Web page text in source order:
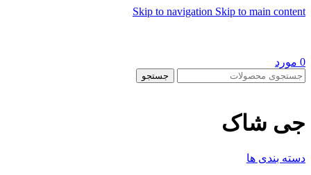
Skip to navigation Skip to main content
0 مورد
جستجو
جی شاک
دسته بندی ها